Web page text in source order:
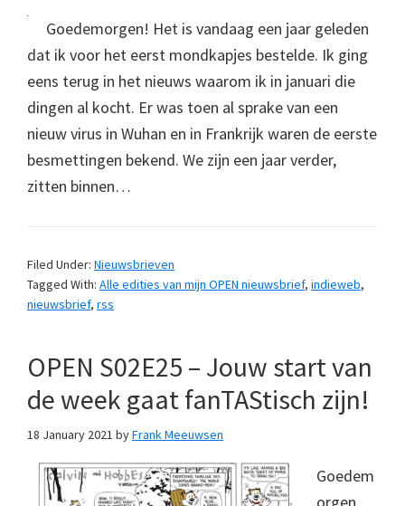
Goedemorgen! Het is vandaag een jaar geleden
dat ik voor het eerst mondkapjes bestelde. Ik ging
eens terug in het nieuws waarom ik in januari die
dingen al kocht. Er was toen al sprake van een
nieuw virus in Wuhan en in Frankrijk waren de eerste
besmettingen bekend. We zijn een jaar verder,
zitten binnen…
Filed Under: Nieuwsbrieven
Tagged With: Alle edities van mijn OPEN nieuwsbrief, indieweb,
nieuwsbrief, rss
OPEN S02E25 – Jouw start van
de week gaat fanTAStisch zijn!
18 January 2021 byFrank Meeuwsen
Goedem